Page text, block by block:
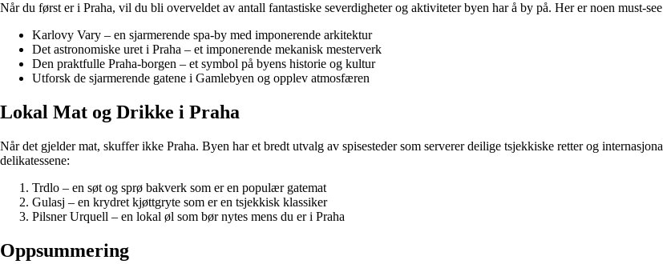
Når du først er i Praha, vil du bli overveldet av antall fantastiske severdigheter og aktiviteter byen har å by på. Her er noen must-
Karlovy Vary – en sjarmerende spa-by med imponerende arkitektur
Det astronomiske uret i Praha – et imponerende mekanisk mesterverk
Den praktfulle Praha-borgen – et symbol på byens historie og kultur
Utforsk de sjarmerende gatene i Gamlebyen og opplev atmosfæren
Lokal Mat og Drikke i Praha
Når det gjelder mat, skuffer ikke Praha. Byen har et bredt utvalg av spisesteder som serverer deilige tsjekkiske retter og
delikatessene:
Trdlo – en søt og sprø bakverk som er en populær gatemat
Gulasj – en krydret kjøttgryte som er en tsjekkisk klassiker
Pilsner Urquell – en lokal øl som bør nytes mens du er i Praha
Oppsummering